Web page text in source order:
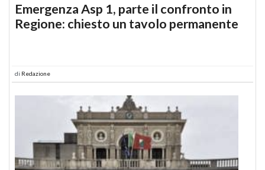
Emergenza Asp 1, parte il confronto in
Regione: chiesto un tavolo permanente
di Redazione